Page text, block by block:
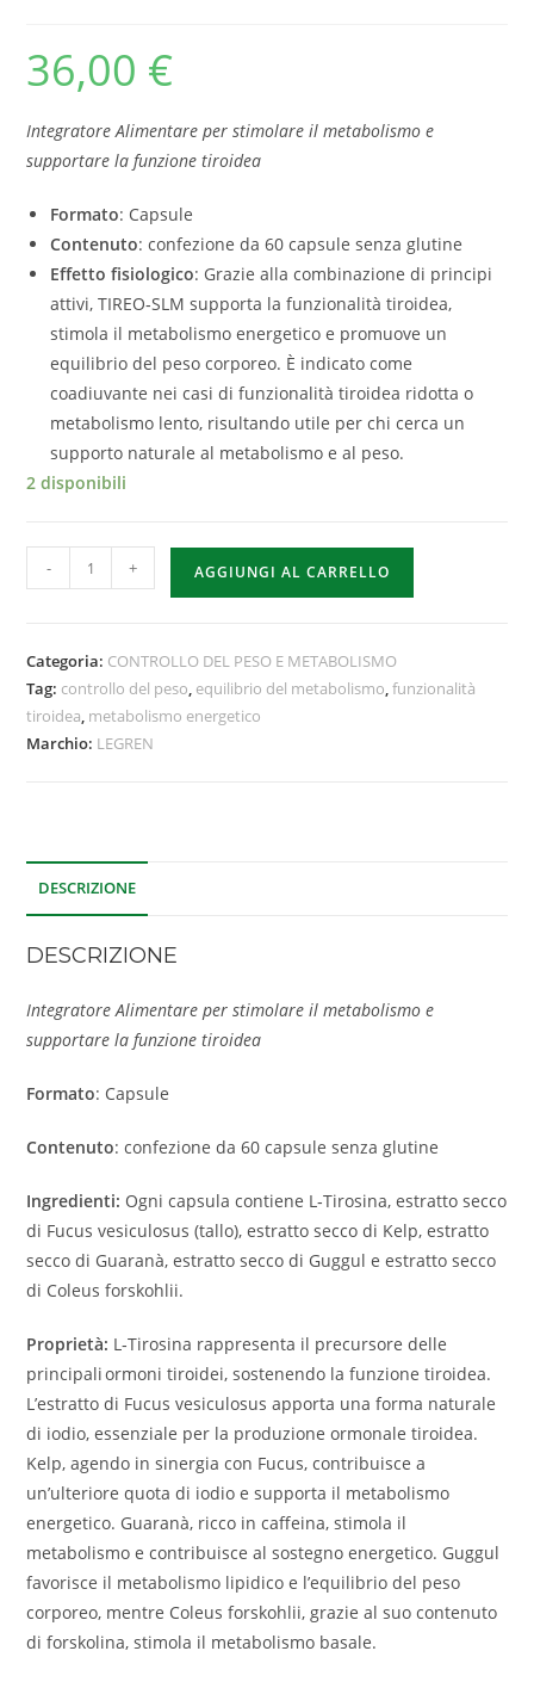
36,00 €
Integratore Alimentare per stimolare il metabolismo e
supportare la funzione tiroidea
Formato: Capsule
Contenuto: confezione da 60 capsule senza glutine
Effetto fisiologico: Grazie alla combinazione di principi
attivi, TIREO‑SLM supporta la funzionalità tiroidea,
stimola il metabolismo energetico e promuove un
equilibrio del peso corporeo. È indicato come
coadiuvante nei casi di funzionalità tiroidea ridotta o
metabolismo lento, risultando utile per chi cerca un
supporto naturale al metabolismo e al peso.
2 disponibili
- + AGGIUNGI AL CARRELLO
Categoria: CONTROLLO DEL PESO E METABOLISMO
Tag: controllo del peso, equilibrio del metabolismo,funzionalità
tiroidea, metabolismo energetico
Marchio: LEGREN
DESCRIZIONE
DESCRIZIONE
Integratore Alimentare per stimolare il metabolismo e
supportare la funzione tiroidea
Formato: Capsule
Contenuto: confezione da 60 capsule senza glutine
Ingredienti: Ogni capsula contiene L‑Tirosina, estratto secco
di Fucus vesiculosus (tallo), estratto secco di Kelp, estratto
secco di Guaranà, estratto secco di Guggul e estratto secco
di Coleus forskohlii.
Proprietà: L‑Tirosina rappresenta il precursore delle
principali ormoni tiroidei, sostenendo la funzione tiroidea.
L’estratto di Fucus vesiculosus apporta una forma naturale
di iodio, essenziale per la produzione ormonale tiroidea.
Kelp, agendo in sinergia con Fucus, contribuisce a
un’ulteriore quota di iodio e supporta il metabolismo
energetico. Guaranà, ricco in caffeina, stimola il
metabolismo e contribuisce al sostegno energetico. Guggul
favorisce il metabolismo lipidico e l’equilibrio del peso
corporeo, mentre Coleus forskohlii, grazie al suo contenuto
di forskolina, stimola il metabolismo basale.